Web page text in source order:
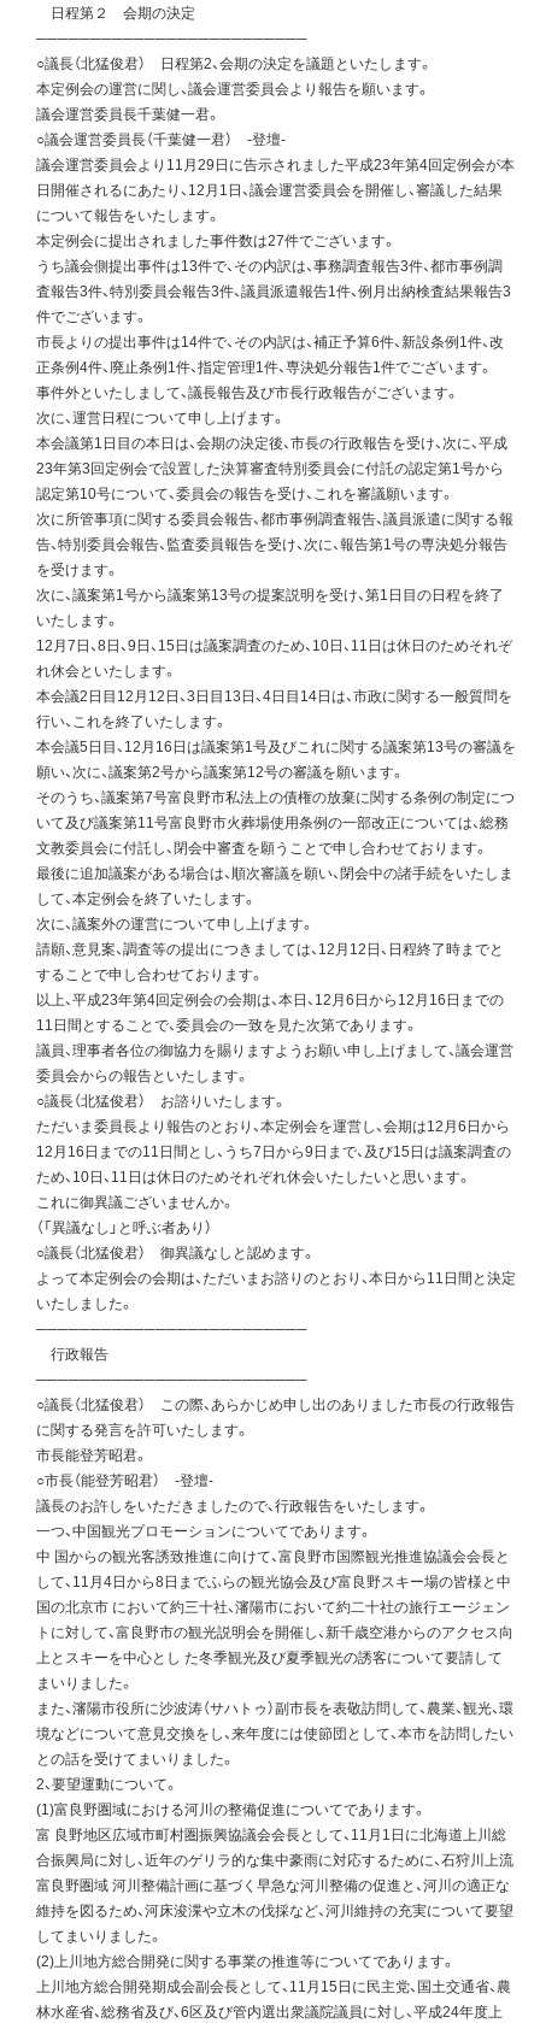
日程第２ 会期の決定
─────────────────────────
○議長（北猛俊君） 日程第2、会期の決定を議題といたします。
本定例会の運営に関し、議会運営委員会より報告を願います。
議会運営委員長千葉健一君。
○議会運営委員長（千葉健一君） -登壇-
議会運営委員会より11月29日に告示されました平成23年第4回定例会が本
日開催されるにあたり、12月1日、議会運営委員会を開催し、審議した結果
について報告をいたします。
本定例会に提出されました事件数は27件でございます。
うち議会側提出事件は13件で、その内訳は、事務調査報告3件、都市事例調
査報告3件、特別委員会報告3件、議員派遣報告1件、例月出納検査結果報告3
件でございます。
市長よりの提出事件は14件で、その内訳は、補正予算6件、新設条例1件、改
正条例4件、廃止条例1件、指定管理1件、専決処分報告1件でございます。
事件外といたしまして、議長報告及び市長行政報告がございます。
次に、運営日程について申し上げます。
本会議第1日目の本日は、会期の決定後、市長の行政報告を受け、次に、平成
23年第3回定例会で設置した決算審査特別委員会に付託の認定第1号から
認定第10号について、委員会の報告を受け、これを審議願います。
次に所管事項に関する委員会報告、都市事例調査報告、議員派遣に関する報
告、特別委員会報告、監査委員報告を受け、次に、報告第1号の専決処分報告
を受けます。
次に、議案第1号から議案第13号の提案説明を受け、第1日目の日程を終了
いたします。
12月7日、8日、9日、15日は議案調査のため、10日、11日は休日のためそれぞ
れ休会といたします。
本会議2日目12月12日、3日目13日、4日目14日は、市政に関する一般質問を
行い、これを終了いたします。
本会議5日目、12月16日は議案第1号及びこれに関する議案第13号の審議を
願い、次に、議案第2号から議案第12号の審議を願います。
そのうち、議案第7号富良野市私法上の債権の放棄に関する条例の制定につ
いて及び議案第11号富良野市火葬場使用条例の一部改正については、総務
文教委員会に付託し、閉会中審査を願うことで申し合わせております。
最後に追加議案がある場合は、順次審議を願い、閉会中の諸手続をいたしま
して、本定例会を終了いたします。
次に、議案外の運営について申し上げます。
請願、意見案、調査等の提出につきましては、12月12日、日程終了時までと
することで申し合わせております。
以上、平成23年第4回定例会の会期は、本日、12月6日から12月16日までの
11日間とすることで、委員会の一致を見た次第であります。
議員、理事者各位の御協力を賜りますようお願い申し上げまして、議会運営
委員会からの報告といたします。
○議長（北猛俊君） お諮りいたします。
ただいま委員長より報告のとおり、本定例会を運営し、会期は12月6日から
12月16日までの11日間とし、うち7日から9日まで、及び15日は議案調査の
ため、10日、11日は休日のためそれぞれ休会いたしたいと思います。
これに御異議ございませんか。
（「異議なし」と呼ぶ者あり）
○議長（北猛俊君） 御異議なしと認めます。
よって本定例会の会期は、ただいまお諮りのとおり、本日から11日間と決定
いたしました。
─────────────────────────
行政報告
─────────────────────────
○議長（北猛俊君） この際、あらかじめ申し出のありました市長の行政報告
に関する発言を許可いたします。
市長能登芳昭君。
○市長（能登芳昭君） -登壇-
議長のお許しをいただきましたので、行政報告をいたします。
一つ、中国観光プロモーションについてであります。
中 国からの観光客誘致推進に向けて、富良野市国際観光推進協議会会長と
して、11月4日から8日までふらの観光協会及び富良野スキー場の皆様と中
国の北京市 において約三十社、瀋陽市において約二十社の旅行エージェン
トに対して、富良野市の観光説明会を開催し、新千歳空港からのアクセス向
上とスキーを中心とし た冬季観光及び夏季観光の誘客について要請して
まいりました。
また、瀋陽市役所に沙波涛（サハトゥ）副市長を表敬訪問して、農業、観光、環
境などについて意見交換をし、来年度には使節団として、本市を訪問したい
との話を受けてまいりました。
2、要望運動について。
(1)富良野圏域における河川の整備促進についてであります。
富 良野地区広域市町村圏振興協議会会長として、11月1日に北海道上川総
合振興局に対し、近年のゲリラ的な集中豪雨に対応するために、石狩川上流
富良野圏域 河川整備計画に基づく早急な河川整備の促進と、河川の適正な
維持を図るため、河床浚渫や立木の伐採など、河川維持の充実について要望
してまいりました。
(2)上川地方総合開発に関する事業の推進等についてであります。
上川地方総合開発期成会副会長として、11月15日に民主党、国土交通省、農
林水産省、総務省及び、6区及び管内選出衆議院議員に対し、平成24年度上